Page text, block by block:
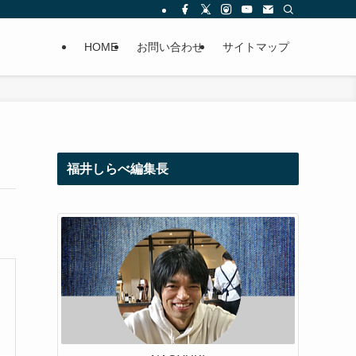
HOME お問い合わせ サイトマップ
福井しらべ編集長